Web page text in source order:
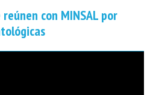
con MINSAL por